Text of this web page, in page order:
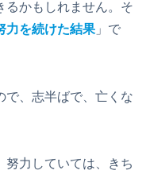
るかもしれません。そ
力を続けた結果 」で
、志半ばで、亡くな
力していては、きち